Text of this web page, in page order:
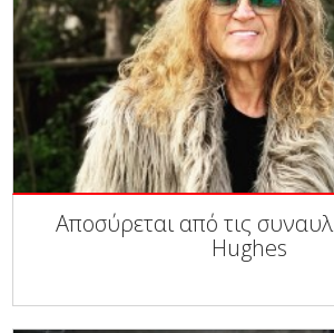
Αποσύρεται από τις
Hughes